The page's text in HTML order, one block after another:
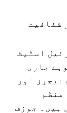
شفافیت
اسٹیٹ
جاری
اور
منظم
ہیں۔ جوزف